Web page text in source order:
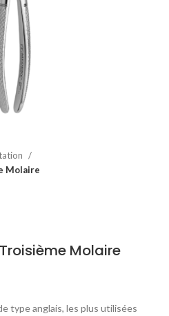
Molaire
Molaire
type anglais, les plus utilisées